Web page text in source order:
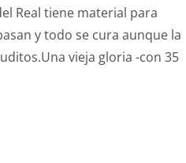
Real tiene material para
y todo se cura aunque la
vieja gloria -con 35